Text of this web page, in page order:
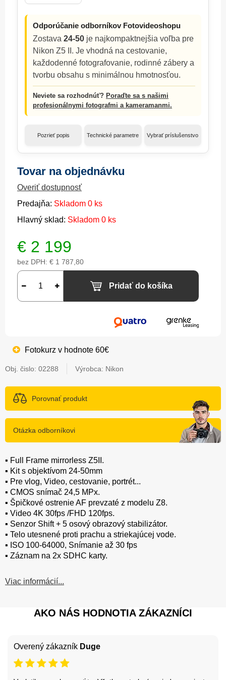
Odporúčanie odborníkov Fotovideoshopu
Zostava 24-50 je najkompaktnejšia voľba pre
Nikon Z5 II. Je vhodná na cestovanie,
každodenné fotografovanie, rodinné zábery a
tvorbu obsahu s minimálnou hmotnosťou.
Neviete sa rozhodnúť? Poraďte sa s našimi
profesionálnymi fotografmi a kameramanmi.
Pozrieť popis Technické parametre Vybrať príslušenstvo
Tovar na objednávku
Overiť dostupnosť
Predajňa: Skladom 0 ks
Hlavný sklad: Skladom 0 ks
€ 2 199
bez DPH: € 1 787,80
Pridať do košíka
Fotokurz v hodnote 60€
Obj. čislo: 02288 Výrobca: Nikon
Porovnať produkt
Otázka odborníkovi
▪️ Full Frame mirrorless Z5II.
▪️ Kit s objektívom 24-50mm
▪️ Pre vlog, Video, cestovanie, portrét...
▪️ CMOS snímač 24,5 MPx.
▪️ Špičkové ostrenie AF prevzaté z modelu Z8.
▪️ Video 4K 30fps /FHD 120fps.
▪️ Senzor Shift + 5 osový obrazový stabilizátor.
▪️ Telo utesnené proti prachu a striekajúcej vode.
▪️ ISO 100-64000, Snímanie až 30 fps
▪️ Záznam na 2x SDHC karty.
Viac informácií...
AKO NÁS HODNOTIA ZÁKAZNÍCI
Overený zákazník Duge